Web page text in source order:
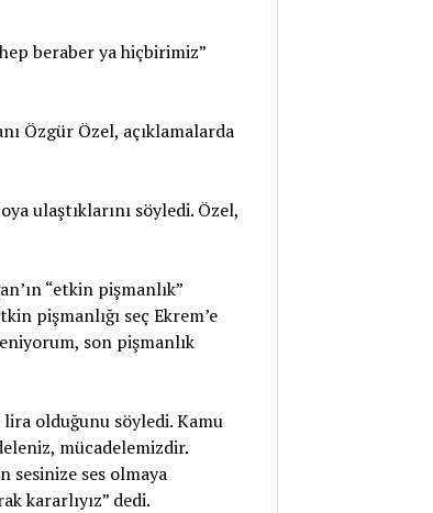
beraber ya hiçbirimiz”
Özgür Özel, açıklamalarda
ulaştıklarını söyledi. Özel,
“etkin pişmanlık”
pişmanlığı seç Ekrem’e
son pişmanlık
olduğunu söyledi. Kamu
mücadelemizdir.
sesinize ses olmaya
kararlıyız” dedi.